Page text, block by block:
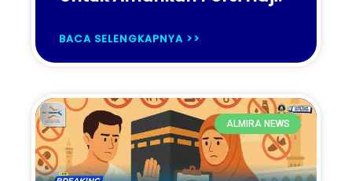
BACA SELENGKAPNYA >>
ALMIRA NEWS